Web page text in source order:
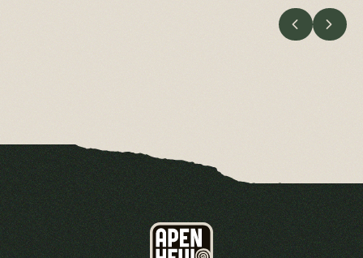
VORIGE